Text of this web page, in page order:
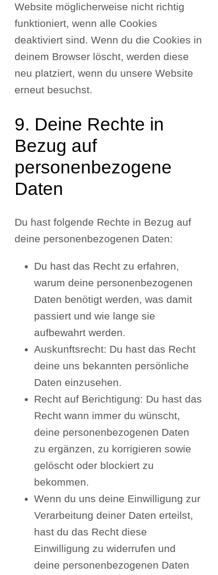
Website möglicherweise nicht richtig
funktioniert, wenn alle Cookies
deaktiviert sind. Wenn du die Cookies in
deinem Browser löscht, werden diese
neu platziert, wenn du unsere Website
erneut besuchst.
9. Deine Rechte in
Bezug auf
personenbezogene
Daten
Du hast folgende Rechte in Bezug auf
deine personenbezogenen Daten:
Du hast das Recht zu erfahren,
warum deine personenbezogenen
Daten benötigt werden, was damit
passiert und wie lange sie
aufbewahrt werden.
Auskunftsrecht: Du hast das Recht
deine uns bekannten persönliche
Daten einzusehen.
Recht auf Berichtigung: Du hast das
Recht wann immer du wünscht,
deine personenbezogenen Daten
zu ergänzen, zu korrigieren sowie
gelöscht oder blockiert zu
bekommen.
Wenn du uns deine Einwilligung zur
Verarbeitung deiner Daten erteilst,
hast du das Recht diese
Einwilligung zu widerrufen und
deine personenbezogenen Daten